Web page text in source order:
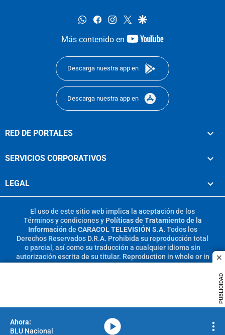
PUBLICIDAD
whatsappfacebookinstagram
twittergoogle
Más contenido en
youtube-
Descarga nuestra app en
Descarga nuestra app en
RED DE PORTALES
SERVICIOS CORPORATIVOS
LEGAL
El uso de este sitio web implica la aceptación de los
Términos y condicionesy Políticas de Tratamiento de la
Información de CARACOL TELEVISIÓN S.A. Todos los
Derechos Reservados D.R.A. Prohibida su reproducción total
o parcial, así como su traducción a cualquier idioma sin
autorización escrita de su titular. Reproduction in whole or in
BLU Nacional